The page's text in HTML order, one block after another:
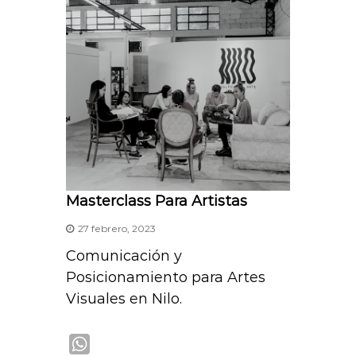
p
Masterclass Para Artistas
27 febrero, 2023
Comunicación y
Posicionamiento para Artes
Visuales en Nilo.